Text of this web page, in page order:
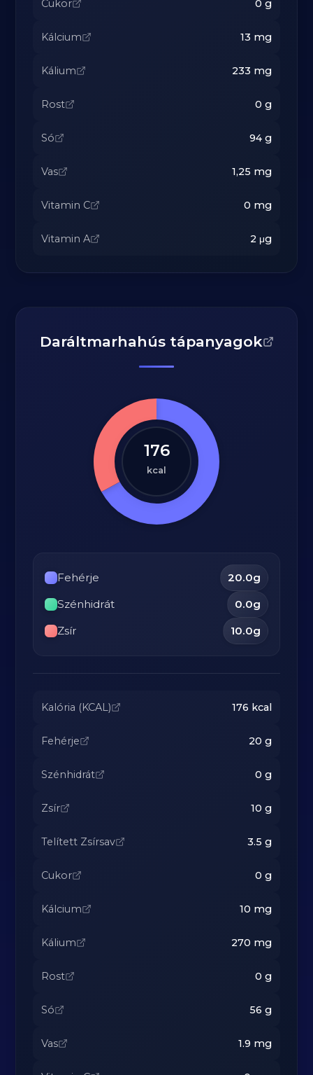
Cukor 0 g
Kálcium 13 mg
Kálium 233 mg
Rost 0 g
Só 94g
Vas 1,25 mg
Vitamin C 0 mg
Vitamin A 2 μg
Daráltmarhahús tápanyagok
176
kcal
Fehérje 20.0g
Szénhidrát
0.0g
Zsír
10.0g
Kalória (KCAL) 176 kcal
Fehérje 20 g
Szénhidrát 0 g
Zsír 10 g
Telített Zsírsav 3.5 g
Cukor 0 g
Kálcium 10 mg
Kálium 270 mg
Rost 0 g
Só 56 g
Vas 1.9 mg